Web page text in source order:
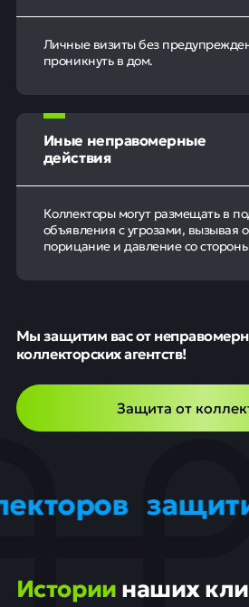
Личные визиты без
проникнуть в дом.
Иные неправомерные
действия
Коллекторы могут размещать в
объявления с угрозами, вызывая
порицание и давление со
Мы защитим вас от
коллекторских агентств!
Защита от
защитим
Историинаших